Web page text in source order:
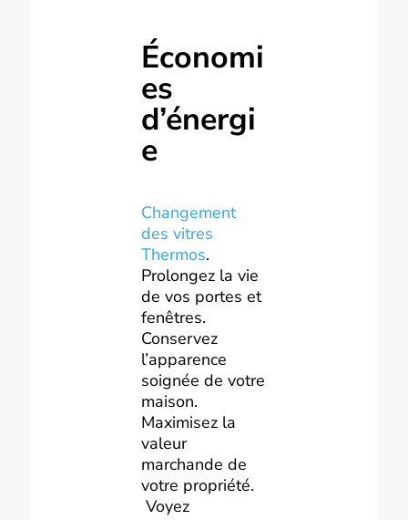
Économi
es
d’énergi
e
Changement
des vitres
Thermos.
Prolongez la vie
de vos portes et
fenêtres.
Conservez
l’apparence
soignée de votre
maison.
Maximisez la
valeur
marchande de
votre propriété.
Voyez